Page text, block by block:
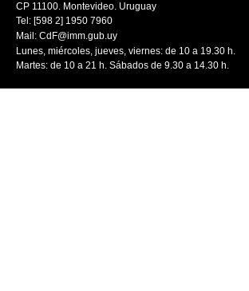
CP 11100. Montevideo. Uruguay
Tel: [598 2] 1950 7960
Mail: CdF@imm.gub.uy
Lunes, miércoles, jueves, viernes: de 10 a 19.30 h.
Martes: de 10 a 21 h. Sábados de 9.30 a 14.30 h.